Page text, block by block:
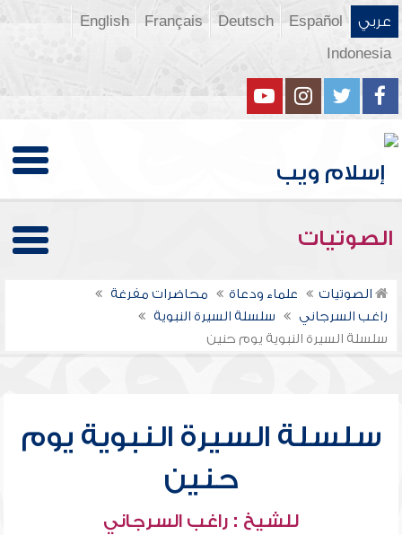
عربي Español
Deutsch
Français
English
Indonesia
الصوتيات
الصوتيات علماء ودعاة
محاضرات مفرغة
راغب السرجاني
سلسلة السيرة النبوية
سلسلة السيرة النبوية يوم حنين
سلسلة السيرة النبوية يوم
حنين
للشيخ : راغب السرجاني